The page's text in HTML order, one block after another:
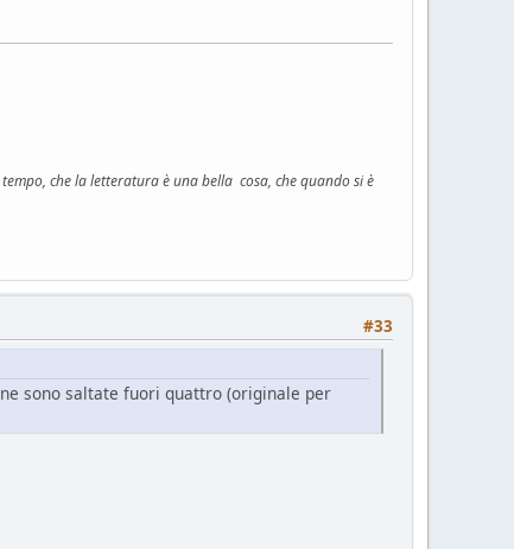
che la letteratura è una bella cosa, che quando si è
#33
sono saltate fuori quattro (originale per